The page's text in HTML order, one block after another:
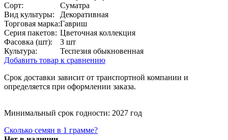
Сорт:
Суматра
Вид культуры:
Декоративная
Торговая марка:Гавриш
Серия пакетов: Цветочная коллекция
Фасовка (шт):
3 шт
Культура:
Теспезия обыкновенная
Добавить товар к сравнению
Срок доставки зависит от транспортной компании и
определяется при оформлении заказа.
Минимальный срок годности: 2027 год
Сколько семян в 1 грамме?